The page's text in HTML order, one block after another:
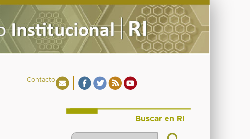
Contacto
Buscar en RI